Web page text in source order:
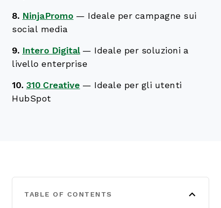
8. NinjaPromo — Ideale per campagne sui
social media
9. Intero Digital — Ideale per soluzioni a
livello enterprise
10. 310 Creative — Ideale per gli utenti
HubSpot
TABLE OF CONTENTS